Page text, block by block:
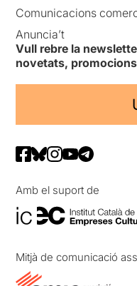
Comunicacions
Anuncia’t
Vull rebre la
novetats,
Amb el suport de
Mitjà de comunicació